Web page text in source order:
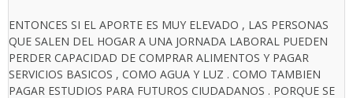
ENTONCES SI EL APORTE ES MUY ELEVADO , LAS PERSONAS
QUE SALEN DEL HOGAR A UNA JORNADA LABORAL PUEDEN
PERDER CAPACIDAD DE COMPRAR ALIMENTOS Y PAGAR
SERVICIOS BASICOS , COMO AGUA Y LUZ . COMO TAMBIEN
PAGAR ESTUDIOS PARA FUTUROS CIUDADANOS . PORQUE SE